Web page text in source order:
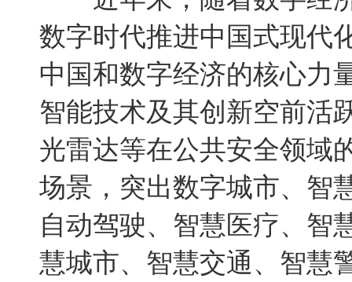
数字时代推进中国式现代
中国和数字经济的核心力
智能技术及其创新空前活
光雷达等在公共安全领域
场景，突出数字城市、智
自动驾驶、智慧医疗、智
慧城市、智慧交通、智慧